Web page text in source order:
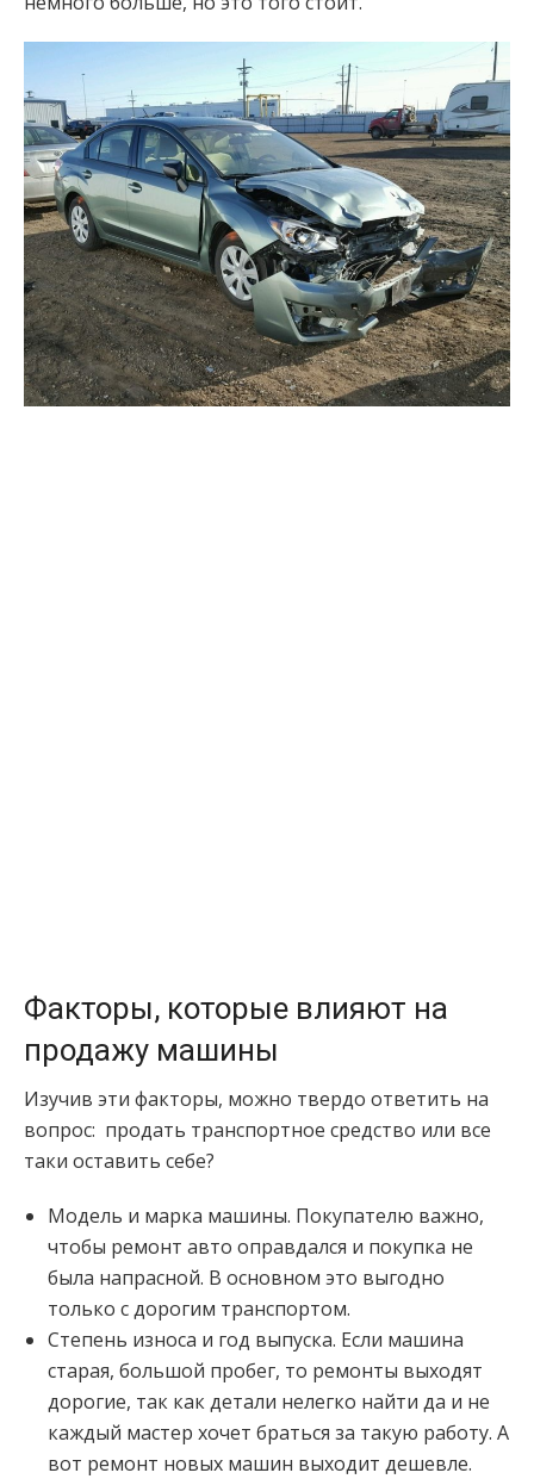
Факторы, которые влияют на
продажу машины
Изучив эти факторы, можно твердо ответить на
вопрос: продать транспортное средство или все
таки оставить себе?
Модель и марка машины. Покупателю важно,
чтобы ремонт авто оправдался и покупка не
была напрасной. В основном это выгодно
только с дорогим транспортом.
Степень износа и год выпуска. Если машина
старая, большой пробег, то ремонты выходят
дорогие, так как детали нелегко найти да и не
каждый мастер хочет браться за такую работу. А
вот ремонт новых машин выходит дешевле.